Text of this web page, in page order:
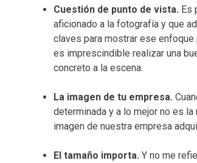
Cuestión de punto de vista. Es
aficionado a la fotografía y que
claves para mostrar ese
es imprescindible realizar una
concreto a la escena.
La imagen de tu empresa.
determinada y a lo mejor no es
imagen de nuestra empresa
El tamaño importa. Y no me